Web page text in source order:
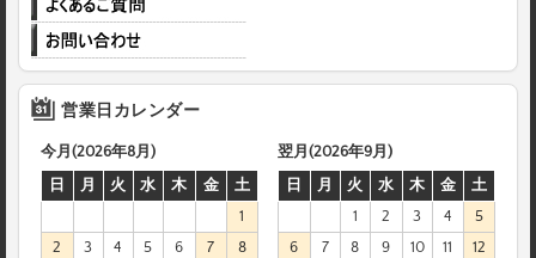
営業日カレンダー
今月(2026年8月)
日
月 火 水 木 金
土
1
2
3 4 5 6 7
8
翌月(2026年9月)
日
月 火 水 木 金
土
1
2 3 4
5
6
7 8 9 10 11
12